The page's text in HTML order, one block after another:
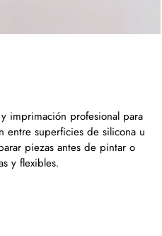
imprimación profesional para
entre superficies de silicona u
piezas antes de pintar o
y flexibles.